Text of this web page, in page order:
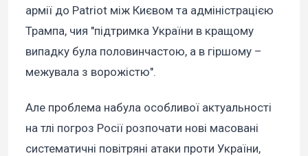
армії до Patriot між Києвом та адміністрацією
Трампа, чия "підтримка України в кращому
випадку була половинчастою, а в гіршому –
межувала з ворожістю".
Але проблема набула особливої актуальності
на тлі погроз Росії розпочати нові масовані
систематичні повітряні атаки проти України,